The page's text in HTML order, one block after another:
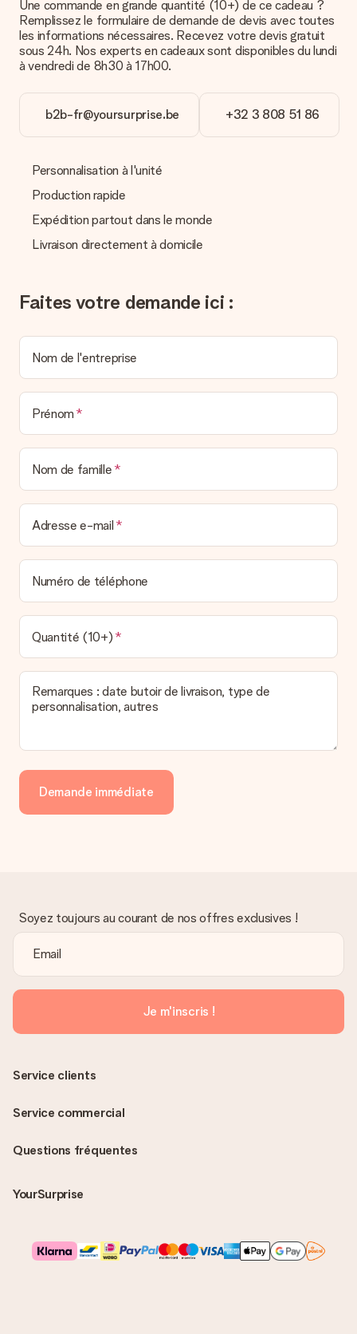
Comment puis-je régler ma commande ?
Nous proposons les formes de paiement suivantes : Paypal,
carte bancaire ou par virement bancaire. Comptez un délai de
3 jours supplémentaires pour la livraison de votre cadeau en
Réception du cadeau
Que puis-je faire si le cadeau ne me convient pas tout à
Nous déplorons le fait que votre cadeau ne vous plaise pas.
Vous pouvez dans ce cas contacter notre service client qui
vous aidera à trouver une solution satisfaisante.
La facture est-elle envoyée avec le cadeau ?
Nous n’envoyons pas de facture avec le cadeau. Nous vous
l’envoyons par e-mail avec la confirmation de commande. Vous
envoyer directement le cadeau à l’heureux destinataire, pour
Une commande en grande quantité (10+) de ce cadeau ?
Remplissez le formulaire de demande de devis avec toutes
les informations nécessaires. Recevez votre devis gratuit
sous 24h. Nos experts en cadeaux sont disponibles du lundi
à vendredi de 8h30 à 17h00.
b2b-fr@yoursurprise.be +32 3 808 51 86
Personnalisation à l'unité
Production rapide
Expédition partout dans le monde
Livraison directement à domicile
Faites votre demande ici :
Nom de l'entreprise
Prénom
Nom de famille
Adresse e-mail
Numéro de téléphone
Quantité (10+)
Remarques : date butoir de livraison, type de
personnalisation, autres
Demande immédiate
Soyez toujours au courant de nos offres exclusives !
Je m'inscris !
Questions fréquentes
YourSurprise
Service clients
Service commercial